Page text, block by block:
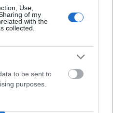
Use,
of my
with the
collected.
to be sent to
purposes.